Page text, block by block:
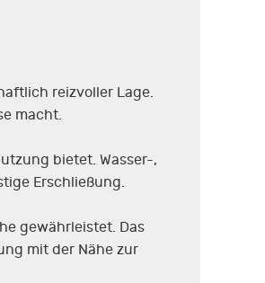
reizvoller Lage.
macht.
bietet. Wasser-,
Erschließung.
gewährleistet. Das
mit der Nähe zur